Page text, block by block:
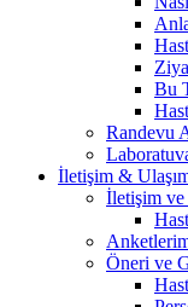
Bu
Randevu
İletişim &
İletişim
Öneri ve